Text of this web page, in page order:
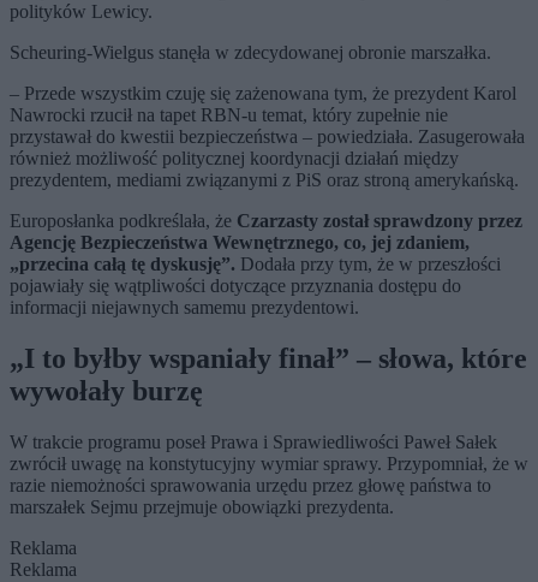
polityków Lewicy.
Scheuring-Wielgus stanęła w zdecydowanej obronie marszałka.
– Przede wszystkim czuję się zażenowana tym, że prezydent Karol
Nawrocki rzucił na tapet RBN-u temat, który zupełnie nie
przystawał do kwestii bezpieczeństwa – powiedziała. Zasugerowała
również możliwość politycznej koordynacji działań między
prezydentem, mediami związanymi z PiS oraz stroną amerykańską.
Europosłanka podkreślała, że Czarzasty został sprawdzony przez
Agencję Bezpieczeństwa Wewnętrznego, co, jej zdaniem,
„przecina całą tę dyskusję”. Dodała przy tym, że w przeszłości
pojawiały się wątpliwości dotyczące przyznania dostępu do
informacji niejawnych samemu prezydentowi.
„I to byłby wspaniały finał” – słowa, które
wywołały burzę
W trakcie programu poseł Prawa i Sprawiedliwości Paweł Sałek
zwrócił uwagę na konstytucyjny wymiar sprawy. Przypomniał, że w
razie niemożności sprawowania urzędu przez głowę państwa to
marszałek Sejmu przejmuje obowiązki prezydenta.
Reklama
Reklama